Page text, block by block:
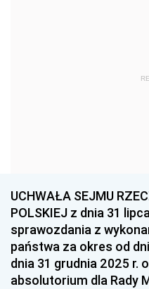
1959
1939 1938
1936
UCHWAŁA SEJMU
POLSKIEJ z dnia 31
sprawozdania z
państwa za okres od
dnia 31 grudnia 2025 r.
absolutorium dla Rady